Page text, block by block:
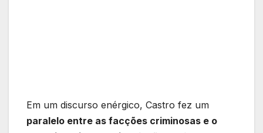
Em um discurso enérgico, Castro fez um
paralelo entre as facções criminosas e o